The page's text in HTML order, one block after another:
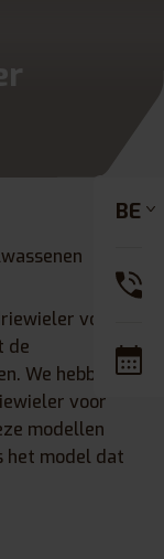
voor
de
We hebben
voor
modellen
het model dat
BE